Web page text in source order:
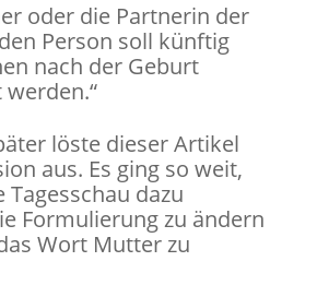
oder die Partnerin der
Person soll künftig
nach der Geburt
löste dieser Artikel
aus. Es ging so weit,
Tagesschau dazu
Formulierung zu ändern
Wort Mutter zu